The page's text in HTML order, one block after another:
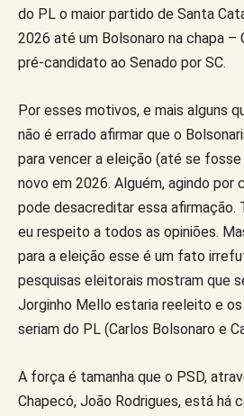
do PL o maior partido de Santa
2026 até um Bolsonaro na chapa –
pré-candidato ao Senado por SC.
Por esses motivos, e mais alguns
não é errado afirmar que o
para vencer a eleição (até se
novo em 2026. Alguém, agindo
pode desacreditar essa afirmação.
eu respeito a todos as opiniões.
para a eleição esse é um fato
pesquisas eleitorais mostram que
Jorginho Mello estaria reeleito e
seriam do PL (Carlos Bolsonaro e
A força é tamanha que o PSD,
Chapecó, João Rodrigues, está há